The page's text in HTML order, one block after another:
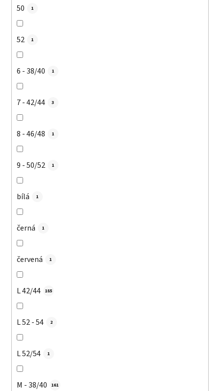
50 1
52 1
6 - 38/40 1
7 - 42/44 3
8 - 46/48 1
9 - 50/52 1
bílá 1
černá 1
červená 1
L 42/44 185
L 52 - 54 2
L 52/54 1
M - 38/40 161